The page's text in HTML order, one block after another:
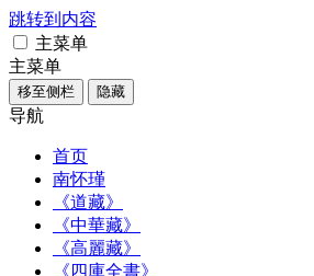
跳转到内容
主菜单
主菜单
移至侧栏 隐藏
导航
首页
南怀瑾
《道藏》
《中華藏》
《高麗藏》
《四庫全書》